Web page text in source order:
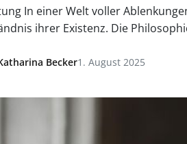
In einer Welt voller
ihrer Existenz. Die
Becker1. August 2025